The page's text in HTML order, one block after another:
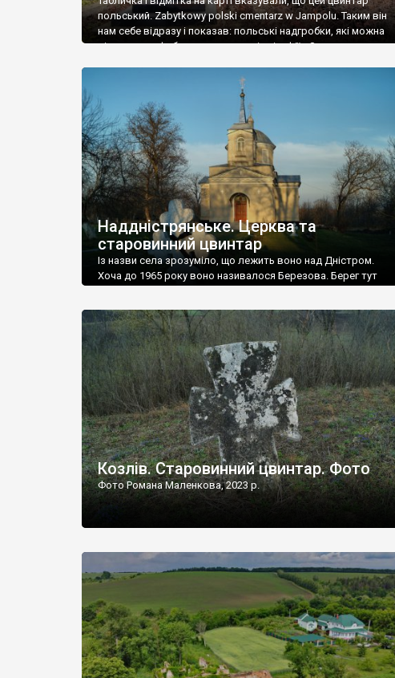
польський. Zabytkowy polski cmentarz w Jampolu. Таким він
нам себе відразу і показав: польські надгробки, які можна
віднести до фабричних, польські епітафії… Загалом цвинтар
виявилося більше семи гектарів. Перше враження про
абсолютну звичайність польського цвинтаря виявилося
оманливим – […]
Наддністрянське. Церква та
старовинний цвинтар
Із назви села зрозуміло, що лежить воно над Дністром.
Хоча до 1965 року воно називалося Березова. Берег тут
Наддністрянське відрізняється від більшості навколишніх
сіл. У селі є мурована Михайлівська церква. Точної дати […]
Козлів. Старовинний цвинтар. Фото
Фото Романа Маленкова, 2023 р.